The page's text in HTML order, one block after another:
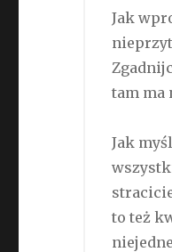
Jak
tam ma
Jak
to też